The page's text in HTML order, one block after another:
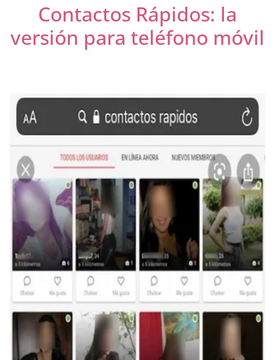
Contactos Rápidos: la
versión para teléfono móvil